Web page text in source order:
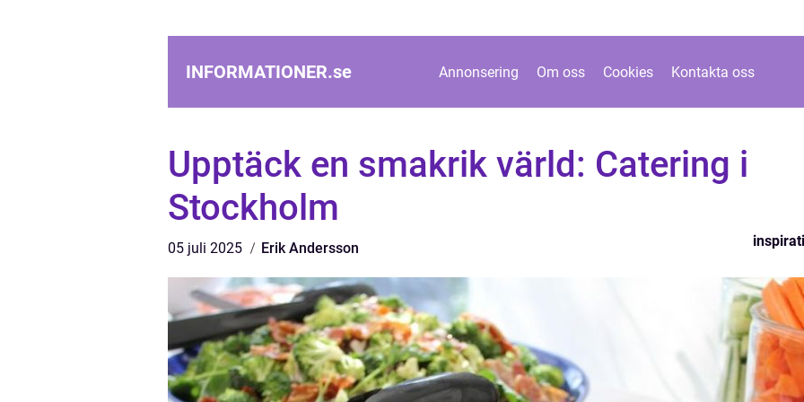
INFORMATIONER.se Annonsering Om oss Cookies Kontakta oss
Upptäck en smakrik värld: Catering i
Stockholm
05 juli 2025 Erik Andersson